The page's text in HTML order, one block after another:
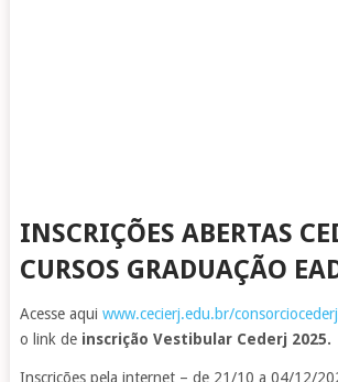
INSCRIÇÕES ABERTAS
CURSOS GRADUAÇÃO
Acesse aqui www.cecierj.edu.br/
o link de inscrição Vestibular Cederj 2025.
Inscrições pela internet – de 21/10 a 04/12/